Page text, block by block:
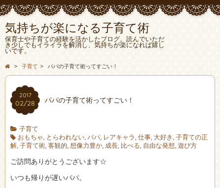
気持ちが楽になる子育て術
保育士や子育ての経験を活かしたブログ。読んでいただ
き少しでもイライラを解消し、気持ちが楽になれば嬉し
いです。
> 子育て > パパの子育て術ってすごい！
2017
02/28 パパの子育て術ってすごい！
子育て
おもちゃ, とらわれない,パパ, レアキャラ,仕事, 大好き ,子育ての正
解,子育て術,客観的,想像力豊か, 成長, 比べる, 自由な発想,遊び方
ご訪問ありがとうございます☆
いつも帰りが遅いパパ。